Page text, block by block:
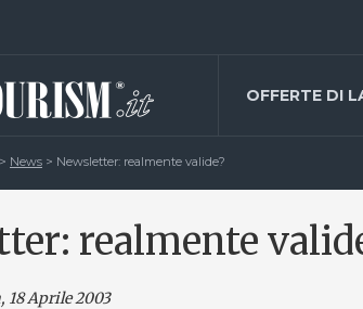
OFFERTE DI
> News > Newsletter: realmente valide?
realmente
, 18 Aprile 2003